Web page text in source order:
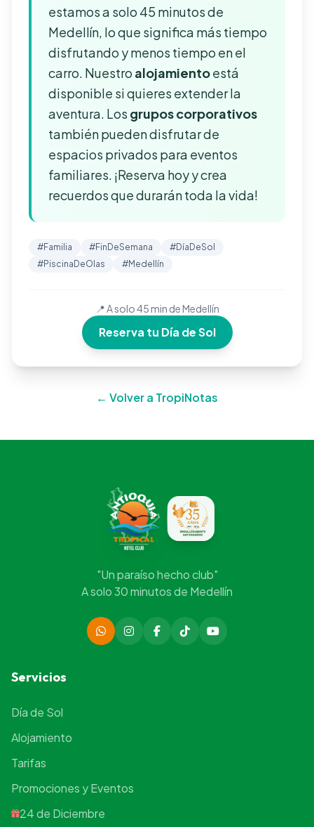
estamos a solo 45 minutos de
Medellín, lo que significa más tiempo
disfrutando y menos tiempo en el
carro. Nuestro alojamientoestá
disponible si quieres extender la
aventura. Los grupos corporativos
también pueden disfrutar de
espacios privados para eventos
familiares. ¡Reserva hoy y crea
recuerdos que durarán toda la vida!
#Familia #FinDeSemana
#DíaDeSol
#PiscinaDeOlas
#Medellín
📍 A solo 45 min de Medellín
Reserva tu Día de Sol
← Volver a TropiNotas
"Un paraíso hecho club"
A solo 30 minutos de Medellín
Servicios
Día de Sol
Alojamiento
Tarifas
Promociones y Eventos
24 de Diciembre